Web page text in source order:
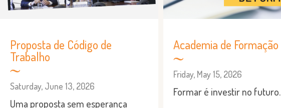
Proposta de Código de
Trabalho
Saturday, June 13, 2026
Uma proposta sem esperança
Academia de Formação
Friday, May 15, 2026
Formar é investir no futuro.